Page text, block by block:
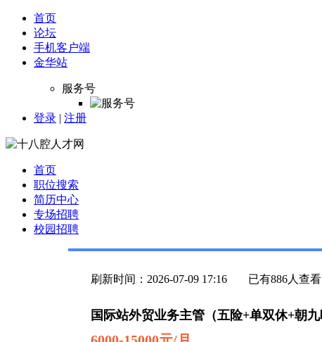
首页
论坛
手机客户端
金华站
服务号
登录 | 注册
首页
职位搜索
简历中心
专场招聘
校园招聘
刷新时间：2026-07-09 17:16 已有886人查看
国际站外贸业务主管（五险+单双休+朝九